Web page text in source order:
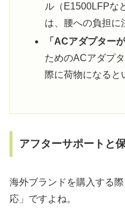
ル（E1500LFPな
は、腰への負担に
「ACアダプター
ためのACアダプ
際に荷物になると
アフターサポートと
海外ブランドを購入する
応」ですよね。